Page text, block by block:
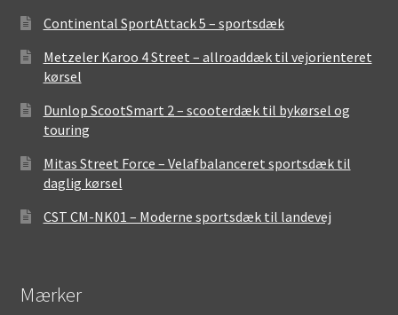
Continental SportAttack 5 – sportsdæk
Metzeler Karoo 4 Street – allroaddæk til vejorienteret
kørsel
Dunlop ScootSmart 2 – scooterdæk til bykørsel og
touring
Mitas Street Force – Velafbalanceret sportsdæk til
daglig kørsel
CST CM-NK01 – Moderne sportsdæk til landevej
Mærker